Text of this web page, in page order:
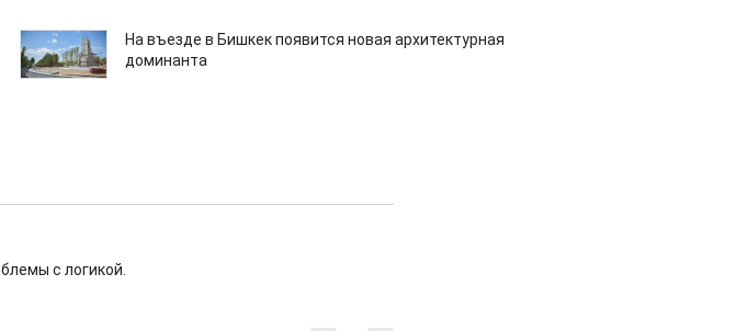
На въезде в Бишкек появится новая архитектурная
доминанта
с логикой.